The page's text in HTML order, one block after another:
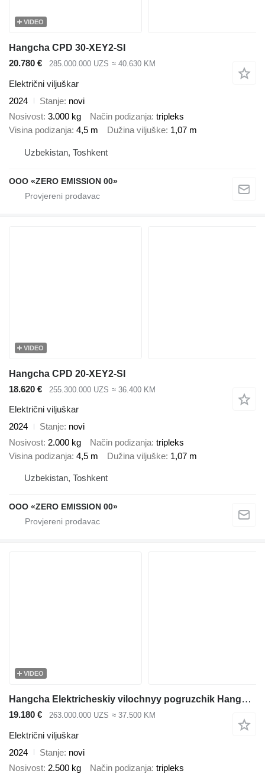
VIDEO
Hangcha CPD 30-XEY2-SI
20.780 €
285.000.000 UZS ≈ 40.630 KM
Električni viljuškar
2024
Stanje novi
Nosivost 3.000 kg Način podizanja tripleks
Visina podizanja 4,5 m Dužina viljuške 1,07 m
Uzbekistan, Toshkent
OOO «ZERO EMISSION 00»
VIDEO
Hangcha CPD 20-XEY2-SI
18.620 €
255.300.000 UZS ≈ 36.400 KM
Električni viljuškar
2024
Stanje novi
Nosivost 2.000 kg Način podizanja tripleks
Visina podizanja 4,5 m Dužina viljuške 1,07 m
Uzbekistan, Toshkent
OOO «ZERO EMISSION 00»
VIDEO
Hangcha Elektricheskiy vilochnyy pogruzchik Hangcha CPD 25-XEY2-SI
19.180 € 263.000.000 UZS ≈ 37.500 KM
Električni viljuškar
2024
Stanje novi
Nosivost 2.500 kg Način podizanja tripleks